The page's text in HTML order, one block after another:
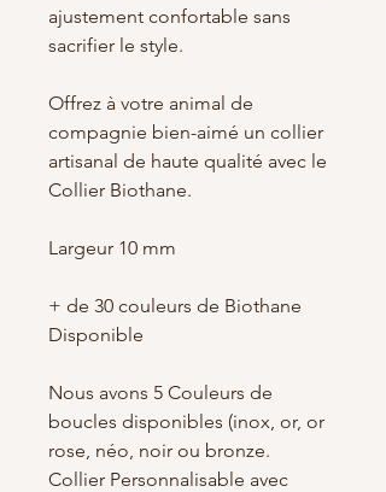
ajustement confortable sans
sacrifier le style.
Offrez à votre animal de
compagnie bien-aimé un collier
artisanal de haute qualité avec le
Collier Biothane.
Largeur 10 mm
+ de 30 couleurs de Biothane
Disponible
Nous avons 5 Couleurs de
boucles disponibles (inox, or, or
rose, néo, noir ou bronze.
Collier Personnalisable avec